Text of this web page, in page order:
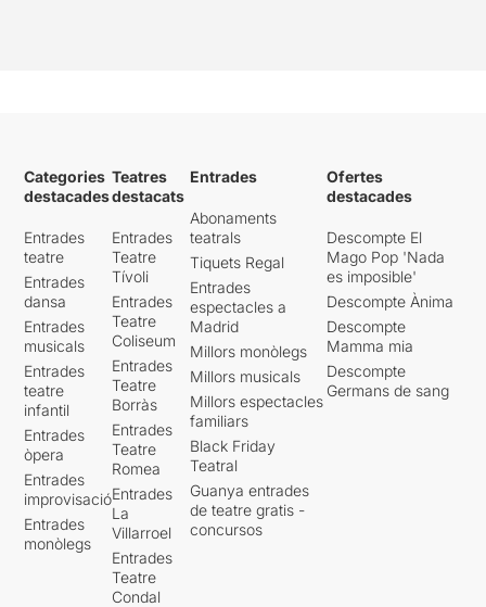
Categories
destacades
Entrades
teatre
Entrades
dansa
Entrades
musicals
Entrades
teatre
infantil
Entrades
òpera
Entrades
improvisació
Entrades
monòlegs
Teatres
destacats
Entrades
Teatre
Tívoli
Entrades
Teatre
Coliseum
Entrades
Teatre
Borràs
Entrades
Teatre
Romea
Entrades
La
Villarroel
Entrades
Teatre
Condal
Entrades
Abonaments
teatrals
Tiquets Regal
Entrades
espectacles a
Madrid
Millors monòlegs
Millors musicals
Millors espectacles
familiars
Black Friday
Teatral
Guanya entrades
de teatre gratis -
concursos
Ofertes
destacades
Descompte El
Mago Pop 'Nada
es imposible'
Descompte Ànima
Descompte
Mamma mia
Descompte
Germans de sang